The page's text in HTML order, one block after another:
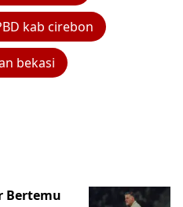
kab cirebon
bekasi
Bertemu